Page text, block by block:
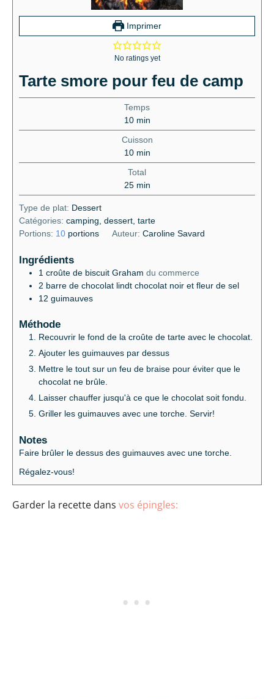
Imprimer
No ratings yet
Tarte smore pour feu de camp
Temps
10 min
Cuisson
10 min
Total
25 min
Type de plat: Dessert
Catégories: camping, dessert, tarte
Portions: 10 portions Auteur:Caroline Savard
Ingrédients
1 croûte de biscuit Graham du commerce
2 barre de chocolat lindt chocolat noir et fleur de sel
12 guimauves
Méthode
Recouvrir le fond de la croûte de tarte avec le chocolat.
Ajouter les guimauves par dessus
Mettre le tout sur un feu de braise pour éviter que le
chocolat ne brûle.
Laisser chauffer jusqu'à ce que le chocolat soit fondu.
Griller les guimauves avec une torche. Servir!
Notes
Faire brûler le dessus des guimauves avec une torche.
Régalez-vous!
Garder la recette dans vos épingles: